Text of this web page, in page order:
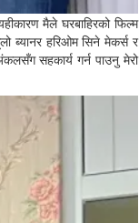
मैले घरबाहिरको फिल्म
ब्यानर हरिओम सिने मेकर्स र
सहकार्य गर्न पाउनु मेरो